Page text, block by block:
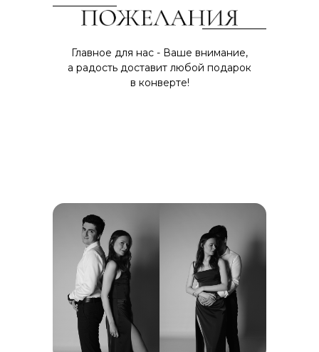
Главное для нас - Ваше внимание,
а радость доставит любой подарок
в конверте!